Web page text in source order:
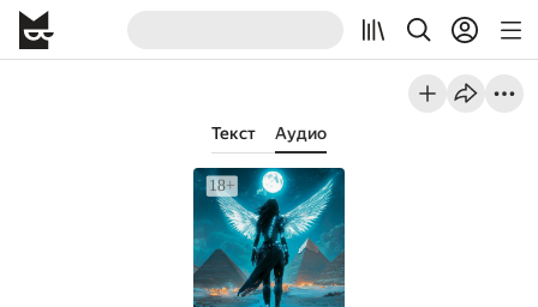
Текст Аудио